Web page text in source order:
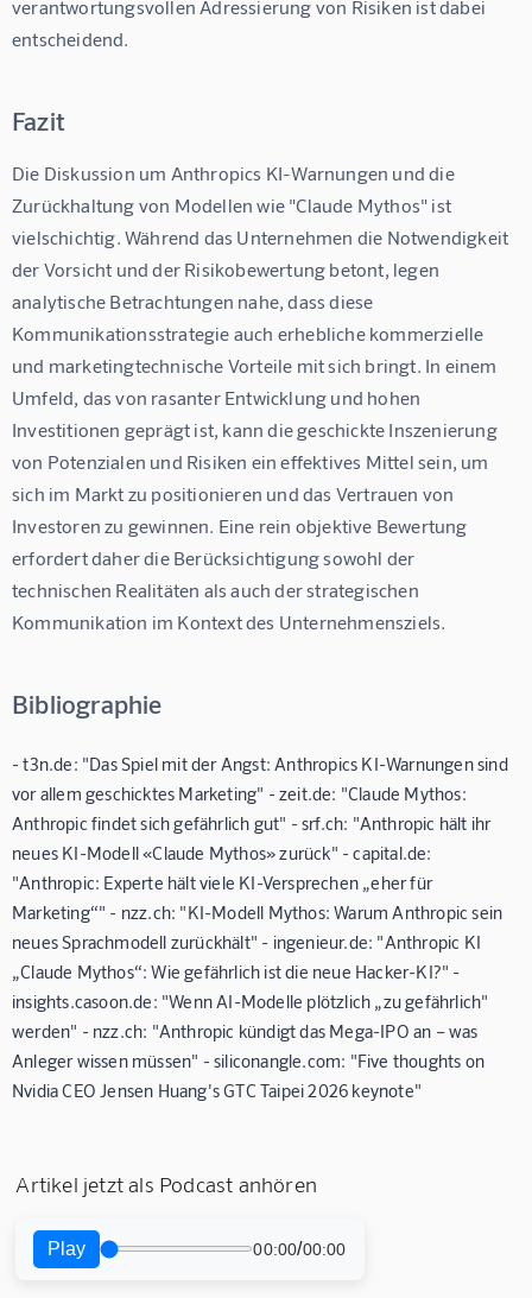
verantwortungsvollen Adressierung von Risiken ist dabei
entscheidend.
Fazit
Die Diskussion um Anthropics KI-Warnungen und die
Zurückhaltung von Modellen wie "Claude Mythos" ist
vielschichtig. Während das Unternehmen die Notwendigkeit
der Vorsicht und der Risikobewertung betont, legen
analytische Betrachtungen nahe, dass diese
Kommunikationsstrategie auch erhebliche kommerzielle
und marketingtechnische Vorteile mit sich bringt. In einem
Umfeld, das von rasanter Entwicklung und hohen
Investitionen geprägt ist, kann die geschickte Inszenierung
von Potenzialen und Risiken ein effektives Mittel sein, um
sich im Markt zu positionieren und das Vertrauen von
Investoren zu gewinnen. Eine rein objektive Bewertung
erfordert daher die Berücksichtigung sowohl der
technischen Realitäten als auch der strategischen
Kommunikation im Kontext des Unternehmensziels.
Bibliographie
- t3n.de: "Das Spiel mit der Angst: Anthropics KI-Warnungen sind
vor allem geschicktes Marketing" - zeit.de: "Claude Mythos:
Anthropic findet sich gefährlich gut" - srf.ch: "Anthropic hält ihr
neues KI-Modell «Claude Mythos» zurück" - capital.de:
"Anthropic: Experte hält viele KI-Versprechen „eher für
Marketing“" - nzz.ch: "KI-Modell Mythos: Warum Anthropic sein
neues Sprachmodell zurückhält" - ingenieur.de: "Anthropic KI
„Claude Mythos“: Wie gefährlich ist die neue Hacker-KI?" -
insights.casoon.de: "Wenn AI-Modelle plötzlich „zu gefährlich"
werden" - nzz.ch: "Anthropic kündigt das Mega-IPO an – was
Anleger wissen müssen" - siliconangle.com: "Five thoughts on
Nvidia CEO Jensen Huang's GTC Taipei 2026 keynote"
Artikel jetzt als Podcast anhören
Play 00:00/00:00